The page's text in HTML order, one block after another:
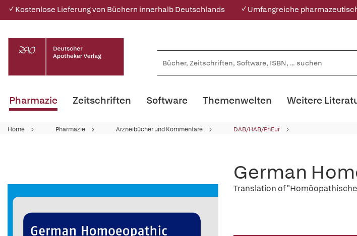
✓ Kostenlose Lieferung von Büchern innerhalb Deutschlands ✓ Umfangreiche
Pharmazie Zeitschriften Software Themenwelten Weitere
Home Pharmazie Arzneibücher und Kommentare DAB/HAB/PhEur
German
Translation of